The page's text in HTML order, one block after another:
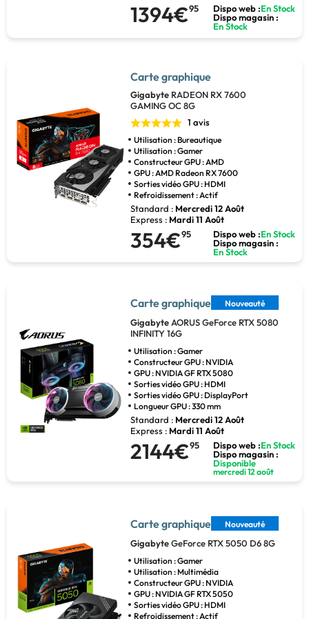
1394€95 Dispo web :En Stock
Dispo magasin :
En Stock
Carte graphique
Gigabyte RADEON RX 7600
GAMING OC 8G
1 avis
Utilisation : Bureautique
Utilisation : Gamer
Constructeur GPU : AMD
GPU : AMD Radeon RX 7600
Sorties vidéo GPU : HDMI
Refroidissement : Actif
Standard : Mercredi 12 Août
Express : Mardi 11 Août
354€95 Dispo web :En Stock
Dispo magasin :
En Stock
Carte graphique Nouveauté
GigabyteAORUS GeForce RTX 5080
INFINITY 16G
Utilisation : Gamer
Constructeur GPU : NVIDIA
GPU : NVIDIA GF RTX 5080
Sorties vidéo GPU : HDMI
Sorties vidéo GPU : DisplayPort
Longueur GPU : 330 mm
Standard : Mercredi 12 Août
Express : Mardi 11 Août
2144€95 Dispo web :En Stock
Dispo magasin :
Disponible
mercredi 12 août
Carte graphique Nouveauté
GigabyteGeForce RTX 5050 D6 8G
Utilisation : Gamer
Utilisation : Multimédia
Constructeur GPU : NVIDIA
GPU : NVIDIA GF RTX 5050
Sorties vidéo GPU : HDMI
Refroidissement : Actif